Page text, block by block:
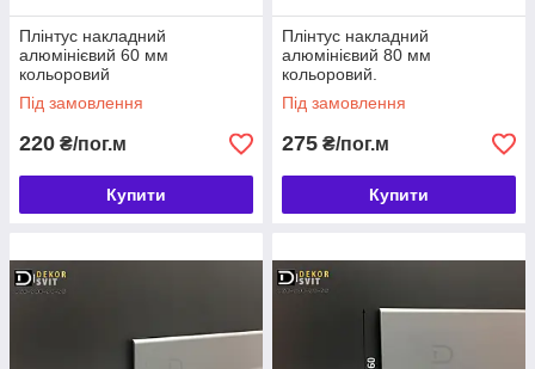
Плінтус накладний
алюмінієвий 60 мм
кольоровий
Під замовлення
220 ₴/пог.м
Купити
Плінтус накладний
алюмінієвий 80 мм
кольоровий.
Під замовлення
275 ₴/пог.м
Купити